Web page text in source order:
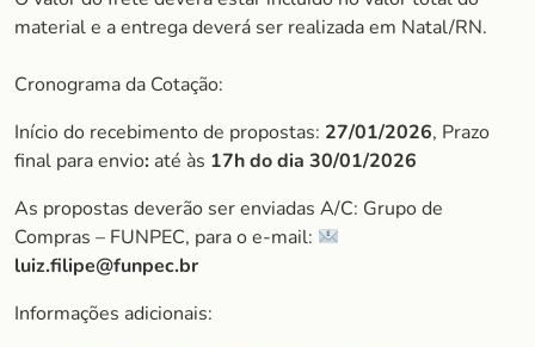
material e a entrega deverá ser realizada em Natal/RN.
Cronograma da Cotação:
Início do recebimento de propostas: 27/01/2026, Prazo
final para envio: até às 17h do dia 30/01/2026
As propostas deverão ser enviadas A/C: Grupo de
Compras – FUNPEC, para o e-mail:
luiz.filipe@funpec.br
Informações adicionais: